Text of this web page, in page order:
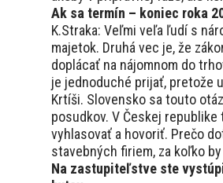
Ak sa termín – koniec roka
K.Straka: Veľmi veľa ľudí s
majetok. Druhá vec je, že
doplácať na nájomnom do
je jednoduché prijať, pretože
Krtíši. Slovensko sa touto
posudkov. V Českej
vyhlasovať a hovoriť. Prečo
stavebných firiem, za koľko
Na zastupiteľstve ste